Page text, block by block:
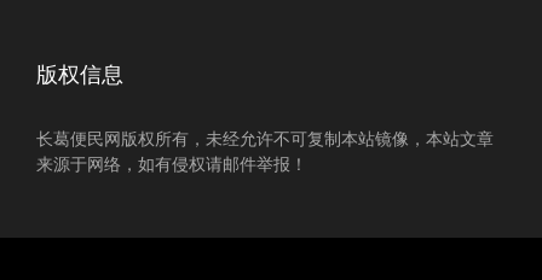
版权信息
长葛便民网版权所有，未经允许不可复制本站镜像，本站文章
来源于网络，如有侵权请邮件举报！